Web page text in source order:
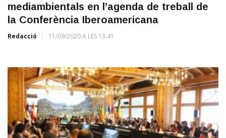
mediambientals en l’agenda de treball de
la Conferència Iberoamericana
Redacció 11/09/2020 A LES 13:41